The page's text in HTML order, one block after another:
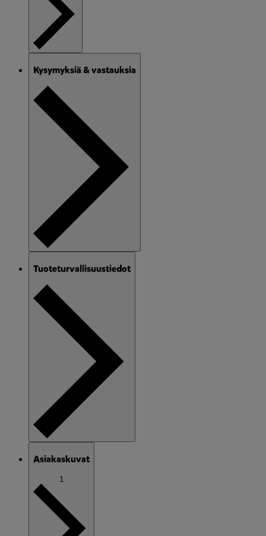
Kysymyksiä & vastauksia
Tuoteturvallisuustiedot
Asiakaskuvat
1